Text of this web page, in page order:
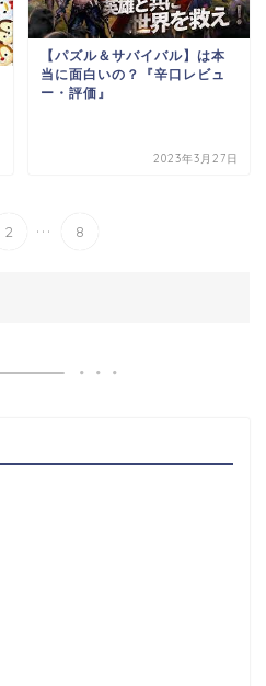
【パズル＆サバイバル】は本
当に面白いの？『辛口レビュ
ー・評価』
2023年3月27日
2 ... 8